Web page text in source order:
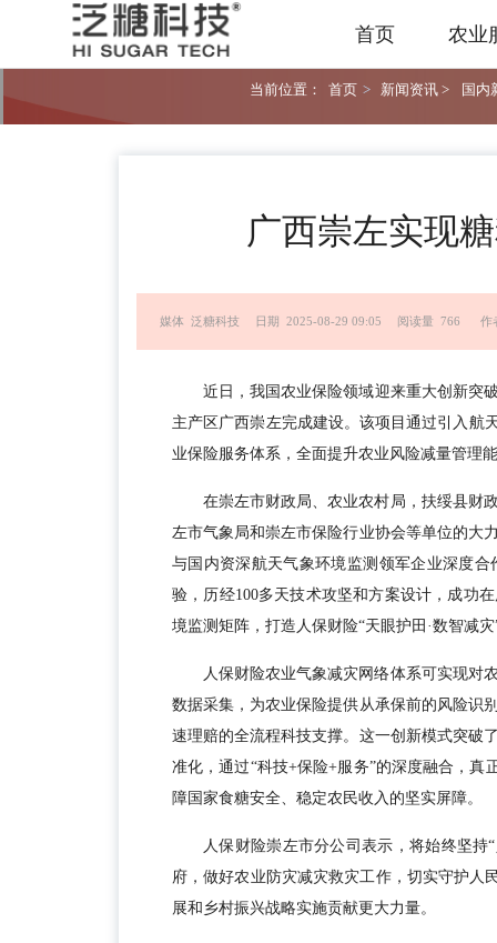
首页 农业
当前位置： 首页 > 新闻资讯 > 国内
广西崇左实现
媒体 泛糖科技 日期 2025-08-29 09:05 阅读量 766 作
近日，我国农业保险领域迎来重大创新
主产区广西崇左完成建设。该项目通过引入航
业保险服务体系，全面提升农业风险减量管理
在崇左市财政局、农业农村局，扶绥县财
左市气象局和崇左市保险行业协会等单位的大
与国内资深航天气象环境监测领军企业深度
验，历经100多天技术攻坚和方案设计，成功
境监测矩阵，打造人保财险“天眼护田·数智减
人保财险农业气象减灾网络体系可实现对
数据采集，为农业保险提供从承保前的风险识
速理赔的全流程科技支撑。这一创新模式突破
准化，通过“科技+保险+服务”的深度融合，真
障国家食糖安全、稳定农民收入的坚实屏障。
人保财险崇左市分公司表示，将始终坚
府，做好农业防灾减灾救灾工作，切实守护人
展和乡村振兴战略实施贡献更大力量。